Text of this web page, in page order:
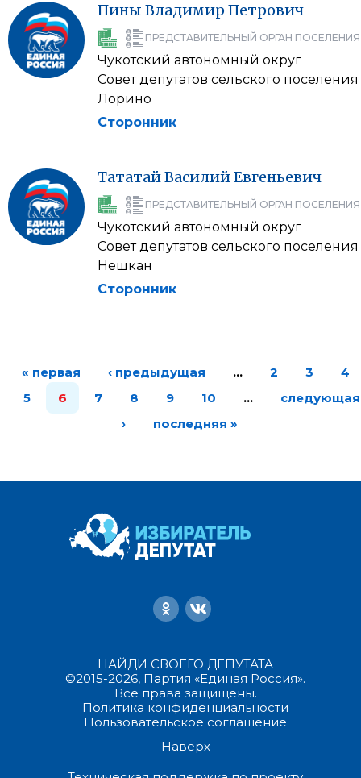
ПиныВладимир Петрович
ПРЕДСТАВИТЕЛЬНЫЙ ОРГАН ПОСЕЛЕНИЯ
Чукотский автономный округ
Совет депутатов сельского поселения
Лорино
Сторонник
ТататайВасилийЕвгеньевич
ПРЕДСТАВИТЕЛЬНЫЙ ОРГАН ПОСЕЛЕНИЯ
Чукотский автономный округ
Совет депутатов сельского поселения
Нешкан
Сторонник
« первая ‹ предыдущая … 2 3
4
5
6 7 8 9 10 …
следующая
›
последняя »
НАЙДИ СВОЕГО ДЕПУТАТА
©2015-2026, Партия «Единая Россия».
Все права защищены.
Политика конфиденциальности
Пользовательское соглашение
Наверх